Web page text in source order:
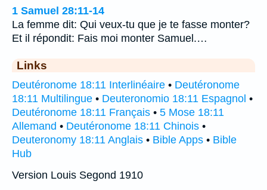
1 Samuel 28:11-14
La femme dit: Qui veux-tu que je te fasse monter?
Et il répondit: Fais moi monter Samuel.…
Links
Deutéronome 18:11 Interlinéaire • Deutéronome
18:11 Multilingue • Deuteronomio 18:11 Espagnol •
Deutéronome 18:11 Français • 5 Mose 18:11
Allemand • Deutéronome 18:11 Chinois •
Deuteronomy 18:11 Anglais • Bible Apps • Bible
Hub
Version Louis Segond 1910